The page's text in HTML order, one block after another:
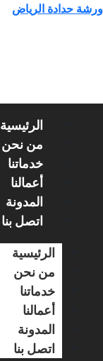
تخطي
ورشة حدادة الرياض
الرئيسية
من نحن
خدماتنا
أعمالنا
المدونة
اتصل بنا
الرئيسية
من نحن
خدماتنا
أعمالنا
المدونة
اتصل بنا